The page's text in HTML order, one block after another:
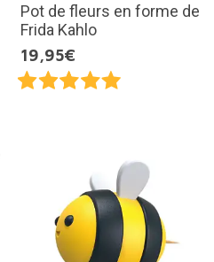
Pot de fleurs en forme de
Frida Kahlo
19,95€